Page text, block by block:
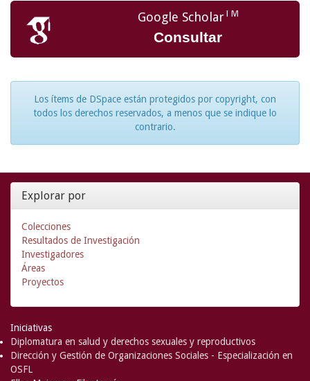
Google ScholarTM
Consultar
Los ítems de DSpace están protegidos por copyright, con
todos los derechos reservados, a menos que se indique lo
contrario.
Explorar por
Colecciones
Resultados de Investigación
Investigadores
Áreas
Proyectos
Iniciativas
Diplomatura en salud y derechos sexuales y reproductivos
Dirección y Gestión de Organizaciones Sociales - Especialización en
OSFL